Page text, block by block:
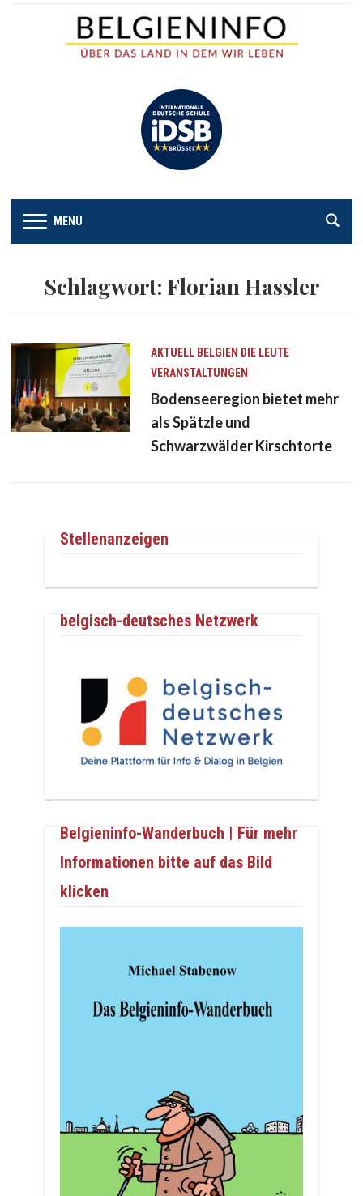
MENU
Schlagwort: Florian Hassler
AKTUELL BELGIEN DIE LEUTE
VERANSTALTUNGEN
Bodenseeregion bietet mehr
als Spätzle und
Schwarzwälder Kirschtorte
Stellenanzeigen
belgisch-deutsches Netzwerk
Belgieninfo-Wanderbuch | Für mehr
Informationen bitte auf das Bild
klicken